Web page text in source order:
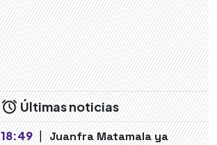
Últimas noticias
18:49 | Juanfra Matamala ya